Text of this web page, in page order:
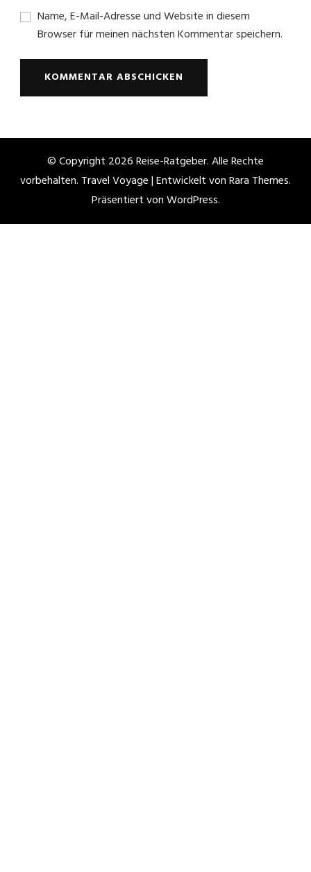
Name, E-Mail-Adresse und Website in diesem
Browser für meinen nächsten Kommentar speichern.
© Copyright 2026Reise-Ratgeber. Alle Rechte
vorbehalten. Travel Voyage | Entwickelt vonRara Themes.
Präsentiert vonWordPress.